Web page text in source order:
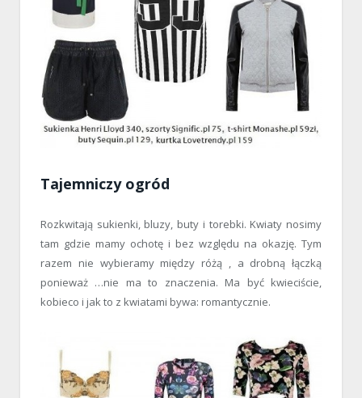
Tajemniczy ogród
Rozkwitają sukienki, bluzy, buty i torebki. Kwiaty nosimy
tam gdzie mamy ochotę i bez względu na okazję. Tym
razem nie wybieramy między różą , a drobną łączką
ponieważ …nie ma to znaczenia. Ma być kwieciście,
kobieco i jak to z kwiatami bywa: romantycznie.